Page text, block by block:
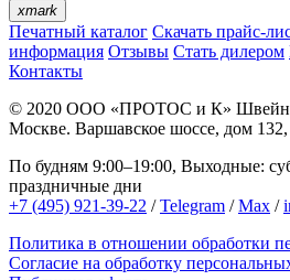
xmark
Печатный каталог Скачать прайс-
информация Отзывы Стать дилером
Контакты
© 2020 ООО «ПРОТОС и К»
Москве. Варшавское шоссе, дом 132,
По будням 9:00–19:00, Выходные:
праздничные дни
+7 (495) 921-39-22 /Telegram /Max /
Политика в отношении обработки
Согласие на обработку